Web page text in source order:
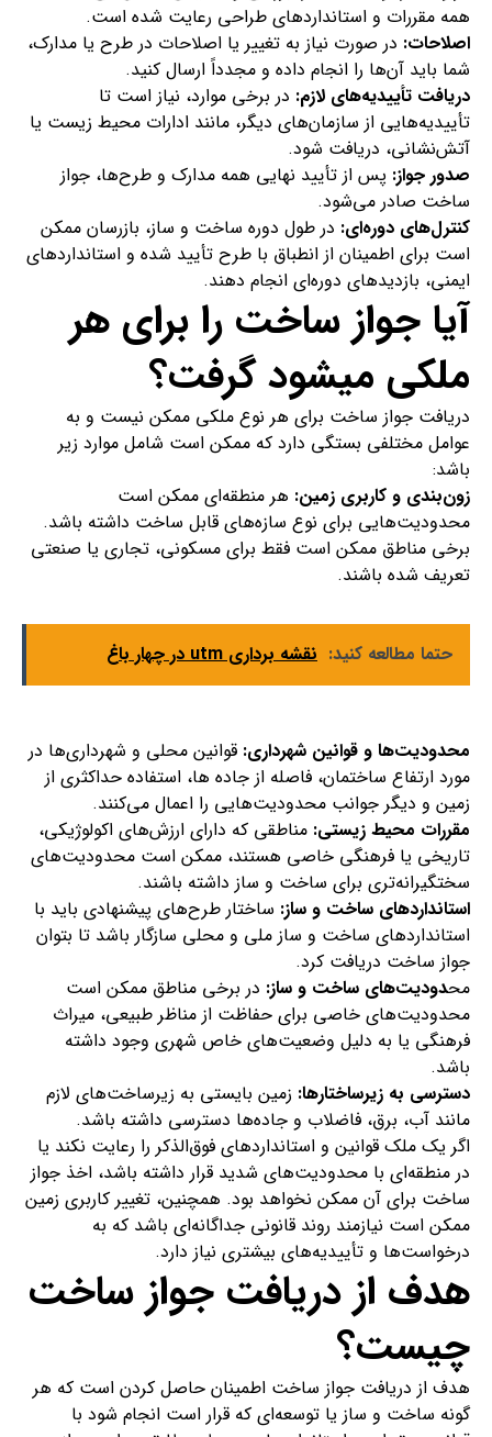
همه مقررات و استانداردهای طراحی رعایت شده است.
اصلاحات: در صورت نیاز به تغییر یا اصلاحات در طرح یا مدارک،
شما باید آن‌ها را انجام داده و مجدداً ارسال کنید.
دریافت تأییدیه‌های لازم: در برخی موارد، نیاز است تا
تأییدیه‌هایی از سازمان‌های دیگر، مانند ادارات محیط زیست یا
آتش‌نشانی، دریافت شود.
صدور جواز: پس از تأیید نهایی همه مدارک و طرح‌ها، جواز
ساخت صادر می‌شود.
کنترل‌های دوره‌ای: در طول دوره ساخت و ساز، بازرسان ممکن
است برای اطمینان از انطباق با طرح تأیید شده و استانداردهای
ایمنی، بازدیدهای دوره‌ای انجام دهند.
آیا جواز ساخت را برای هر
ملکی میشود گرفت؟
دریافت جواز ساخت برای هر نوع ملکی ممکن نیست و به
عوامل مختلفی بستگی دارد که ممکن است شامل موارد زیر
باشد:
زون‌بندی و کاربری زمین: هر منطقه‌ای ممکن است
محدودیت‌هایی برای نوع سازه‌های قابل ساخت داشته باشد.
برخی مناطق ممکن است فقط برای مسکونی، تجاری یا صنعتی
تعریف شده باشند.
حتما مطالعه کنید: نقشه برداری utm در چهار باغ
محدودیت‌ها و قوانین شهرداری: قوانین محلی و شهرداری‌ها در
مورد ارتفاع ساختمان، فاصله از جاده ها، استفاده حداکثری از
زمین و دیگر جوانب محدودیت‌هایی را اعمال می‌کنند.
مقررات محیط زیستی: مناطقی که دارای ارزش‌های اکولوژیکی،
تاریخی یا فرهنگی خاصی هستند، ممکن است محدودیت‌های
سختگیرانه‌تری برای ساخت و ساز داشته باشند.
استانداردهای ساخت و ساز: ساختار طرح‌های پیشنهادی باید با
استانداردهای ساخت و ساز ملی و محلی سازگار باشد تا بتوان
جواز ساخت دریافت کرد.
محدودیت‌های ساخت و ساز: در برخی مناطق ممکن است
محدودیت‌های خاصی برای حفاظت از مناظر طبیعی، میراث
فرهنگی یا به دلیل وضعیت‌های خاص شهری وجود داشته
باشد.
دسترسی به زیرساختارها: زمین بایستی به زیرساخت‌های لازم
مانند آب، برق، فاضلاب و جاده‌ها دسترسی داشته باشد.
اگر یک ملک قوانین و استانداردهای فوق‌الذکر را رعایت نکند یا
در منطقه‌ای با محدودیت‌های شدید قرار داشته باشد، اخذ جواز
ساخت برای آن ممکن نخواهد بود. همچنین، تغییر کاربری زمین
ممکن است نیازمند روند قانونی جداگانه‌ای باشد که به
درخواست‌ها و تأییدیه‌های بیشتری نیاز دارد.
هدف از دریافت جواز ساخت
چیست؟
هدف از دریافت جواز ساخت اطمینان حاصل کردن است که هر
گونه ساخت و ساز یا توسعه‌ای که قرار است انجام شود با